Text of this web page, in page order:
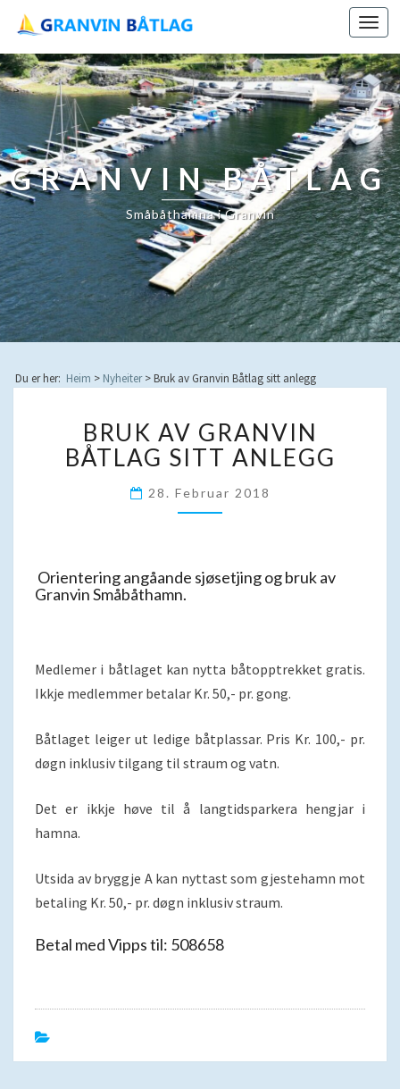
GRANVIN BÅTLAG
Småbåthamna i Granvin
Du er her: Heim > Nyheiter>Bruk av Granvin Båtlag sitt anlegg
AV
GRANVIN
BÅTLAG
SITT
ANLEGG
BRUK AV GRANVIN
BÅTLAG SITT ANLEGG
28. Februar 2018
Orientering angåande sjøsetjing og bruk av
Granvin Småbåthamn.
Medlemer i båtlaget kan nytta båtopptrekket gratis.
Ikkje medlemmer betalar Kr. 50,- pr. gong.
Båtlaget leiger ut ledige båtplassar. Pris Kr. 100,- pr.
døgn inklusiv tilgang til straum og vatn.
Det er ikkje høve til å langtidsparkera hengjar i
hamna.
Utsida av bryggje A kan nyttast som gjestehamn mot
betaling Kr. 50,- pr. døgn inklusiv straum.
Betal med Vipps til: 508658